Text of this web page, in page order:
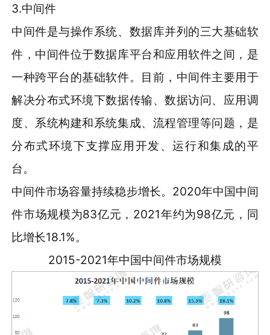
3.中间件
中间件是与操作系统、数据库并列的三大基础软
件，中间件位于数据库平台和应用软件之间，是
一种跨平台的基础软件。目前，中间件主要用于
解决分布式环境下数据传输、数据访问、应用调
度、系统构建和系统集成、流程管理等问题，是
分布式环境下支撑应用开发、运行和集成的平
台。
中间件市场容量持续稳步增长。2020年中国中间
件市场规模为83亿元，2021年约为98亿元，同
比增长18.1%。
2015-2021年中国中间件市场规模